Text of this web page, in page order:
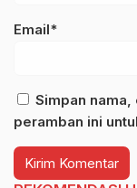
Email*
Simpan
peramban ini